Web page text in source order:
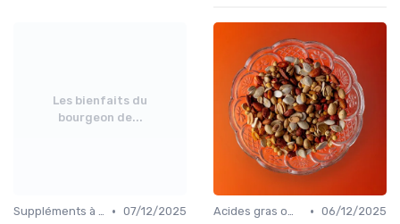
Les bienfaits du
bourgeon de...
Suppléments à base de plantes • 07/12/2025
Acides gras oméga • 06/12/2025